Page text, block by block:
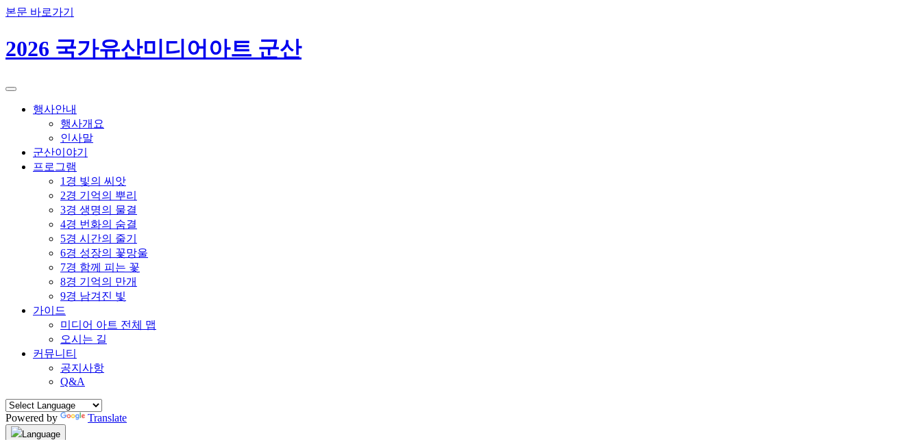
본문 바로가기
2026 국가유산미디어아트 군산
행사안내
행사개요
인사말
군산이야기
프로그램
1경 빛의 씨앗
2경 기억의 뿌리
3경 생명의 물결
4경 번화의 숨결
5경 시간의 줄기
6경 성장의 꽃망울
7경 함께 피는 꽃
8경 기억의 만개
9경 남겨진 빛
가이드
미디어 아트 전체 맵
오시는 길
커뮤니티
공지사항
Q&A
Powered by Translate
Language